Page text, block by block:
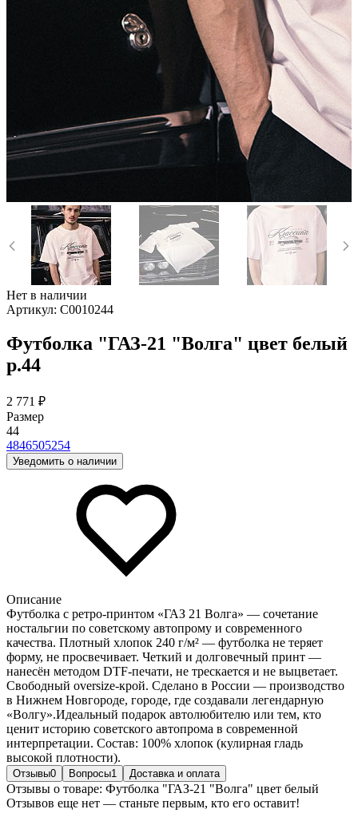
Нет в наличии
Артикул: C0010244
Футболка "ГАЗ-21 "Волга" цвет белый
р.44
2 771 ₽
Размер
44
4846505254
Уведомить о наличии
Описание
Футболка с ретро-принтом «ГАЗ 21 Волга» — сочетание
ностальгии по советскому автопрому и современного
качества. Плотный хлопок 240 г/м² — футболка не теряет
форму, не просвечивает. Четкий и долговечный принт —
нанесён методом DTF-печати, не трескается и не выцветает.
Свободный oversize-крой. Сделано в России — производство
в Нижнем Новгороде, городе, где создавали легендарную
«Волгу».Идеальный подарок автолюбителю или тем, кто
ценит историю советского автопрома в современной
интерпретации. Состав: 100% хлопок (кулирная гладь
высокой плотности).
Отзывы0 Вопросы1 Доставка и оплата
Отзывы о товаре: Футболка "ГАЗ-21 "Волга" цвет белый
Отзывов еще нет — станьте первым, кто его оставит!